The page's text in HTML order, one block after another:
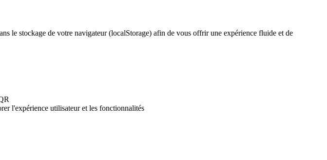
le stockage de votre navigateur (localStorage) afin de vous offrir une expérience fluide et de
l'expérience utilisateur et les fonctionnalités